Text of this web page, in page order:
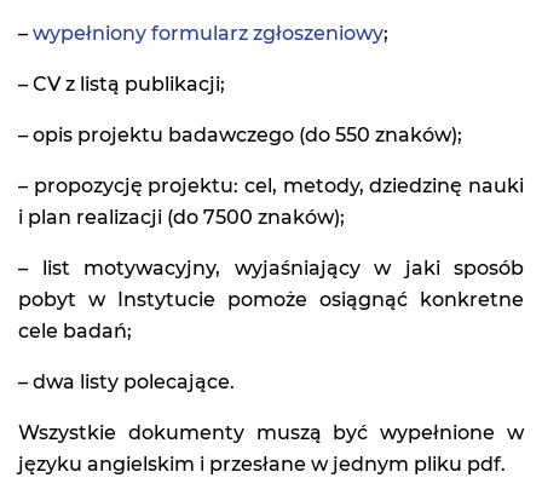
– wypełniony formularz zgłoszeniowy;
– CV z listą publikacji;
– opis projektu badawczego (do 550 znaków);
– propozycję projektu: cel, metody, dziedzinę nauki
i plan realizacji (do 7500 znaków);
– list motywacyjny, wyjaśniający w jaki sposób
pobyt w Instytucie pomoże osiągnąć konkretne
cele badań;
– dwa listy polecające.
Wszystkie dokumenty muszą być wypełnione w
języku angielskim i przesłane w jednym pliku pdf.